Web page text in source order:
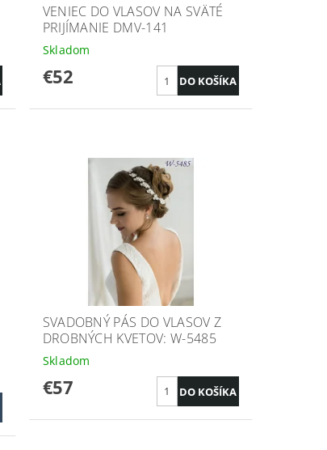
VENIEC DO VLASOV NA SVÄTÉ
PRIJÍMANIE DMV-141
Skladom
€52
SVADOBNÝ PÁS DO VLASOV Z
DROBNÝCH KVETOV: W-5485
Skladom
€57